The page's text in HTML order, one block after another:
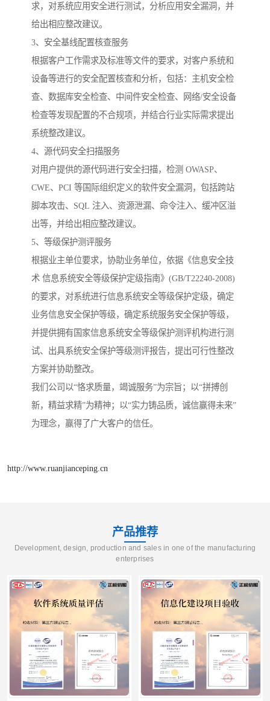
求，对系统应用安全进行测试，分析应用安全漏洞，并
给出相应整改建议。
3、安全基线配置核查服务
根据客户工作需求及标准等文件的要求，对客户系统和
设备等进行的安全配置核查和分析，包括：主机安全检
查、数据库安全检查、中间件安全检查、网络/安全设备
检查等发现配置的不合规项，并结合行业实际需求提出
系统整改建议。
4、源代码安全扫描服务
对用户提供的源代码进行安全扫描，检测 OWASP、
CWE、PCI 等国际组织定义的软件安全漏洞，包括跨站
脚本攻击、SQL 注入、资源泄漏、命令注入、缓冲区溢
出等，并给出相应整改建议。
5、等级保护测评服务
根据业主单位要求，协助业务单位，依据《信息安全技
术 信息系统安全等级保护定级指南》(GB/T22240-2008)
的要求，对系统进行信息系统安全等级保护定级，确定
业务信息安全保护等级，确定系统服务安全保护等级，
并提供拥有国家信息系统安全等级保护测评机构进行测
试、出具系统安全保护等级测评报告，提出可行性整改
方案并协助整改。
我们公司以“恪求质量，竭诚服务”为宗旨；以“拼搏创
新，精益求精”为精神；以“实力铸品质，诚信赢得未来”
为理念，赢得了广大客户的信任。
http://www.ruanjianceping.cn
产品推荐
Development, design, production and sales in one of the manufacturing
enterprises